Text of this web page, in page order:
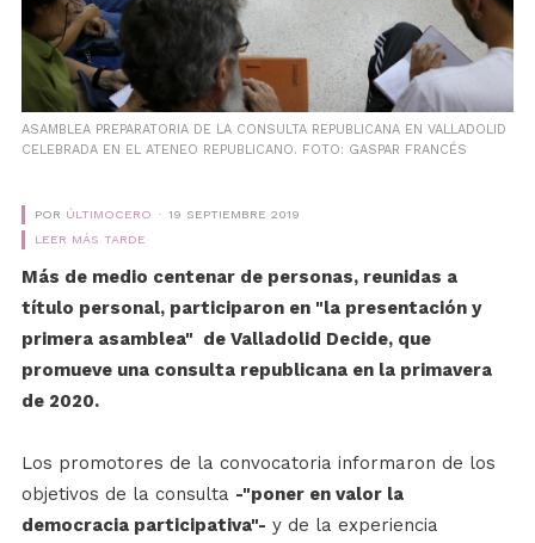
ASAMBLEA PREPARATORIA DE LA CONSULTA REPUBLICANA EN VALLADOLID
CELEBRADA EN EL ATENEO REPUBLICANO. FOTO: GASPAR FRANCÉS
POR ÚLTIMOCERO
19 SEPTIEMBRE 2019
LEER MÁS TARDE
Más de medio centenar de personas, reunidas a
título personal, participaron en "la presentación y
primera asamblea" de Valladolid Decide, que
promueve una consulta republicana en la primavera
de 2020.
Los promotores de la convocatoria informaron de los
objetivos de la consulta -"poner en valor la
democracia participativa"- y de la experiencia